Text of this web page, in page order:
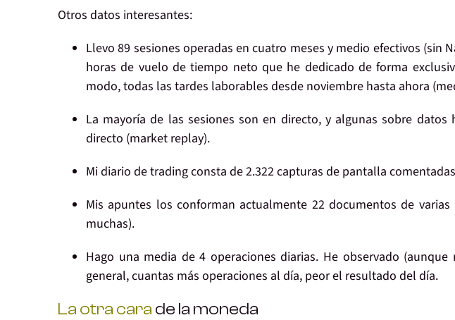
Otros datos interesantes:
Llevo 89 sesiones operadas encuatro meses y medio efectivos (sin
horas de vuelo de tiempo neto que he dedicado de forma
modo, todas las tardes laborables desde noviembre hasta ahora
La mayoría de las sesiones son en directo, y algunas sobre datos
directo (market replay).
Midiario de trading consta de2.322 capturas de pantalla comentadas
Mis apuntes los conforman actualmente 22 documentos de
muchas).
Hago una media de4 operaciones diarias. He observado
general, cuantas más operaciones al día, peor el resultado del día.
La otra cara de la moneda